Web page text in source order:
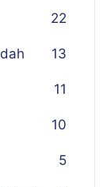
22
13
11
10
5